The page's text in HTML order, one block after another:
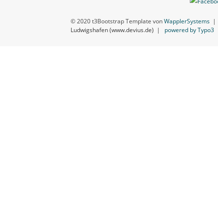
© 2020 t3Bootstrap Template vonWapplerSystems
Ludwigshafen (www.devius.de) | powered by Typo3